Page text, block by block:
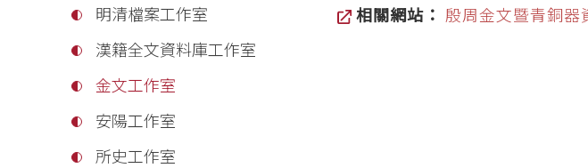
明清檔案工作室
漢籍全文資料庫工作室
金文工作室
安陽工作室
所史工作室
相關網站： 殷周金文暨青銅器